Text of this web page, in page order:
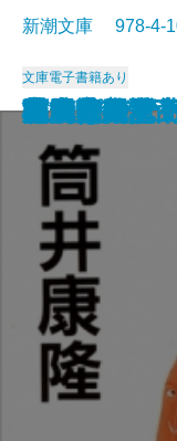
本を読む女
魔術はささ
クラインの
ベルリン飛
こんなふう
どんぐり民
賊将
夢のように
マキアヴェ
与之助の花
新潮文庫 978-4-
文庫電子書籍あり
虚航船団
井上成美
海馬
村上朝日堂
本居宣長〔
本居宣長〔
高円寺純情
原っぱ
風雲海南記
状況曲線〔